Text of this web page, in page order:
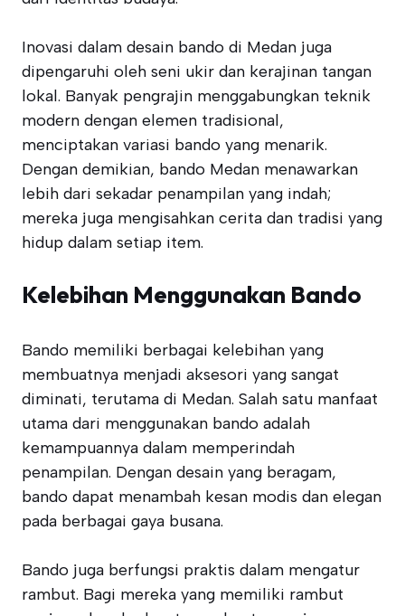
Inovasi dalam desain bando di Medan juga
dipengaruhi oleh seni ukir dan kerajinan tangan
lokal. Banyak pengrajin menggabungkan teknik
modern dengan elemen tradisional,
menciptakan variasi bando yang menarik.
Dengan demikian, bando Medan menawarkan
lebih dari sekadar penampilan yang indah;
mereka juga mengisahkan cerita dan tradisi yang
hidup dalam setiap item.
Kelebihan Menggunakan Bando
Bando memiliki berbagai kelebihan yang
membuatnya menjadi aksesori yang sangat
diminati, terutama di Medan. Salah satu manfaat
utama dari menggunakan bando adalah
kemampuannya dalam memperindah
penampilan. Dengan desain yang beragam,
bando dapat menambah kesan modis dan elegan
pada berbagai gaya busana.
Bando juga berfungsi praktis dalam mengatur
rambut. Bagi mereka yang memiliki rambut